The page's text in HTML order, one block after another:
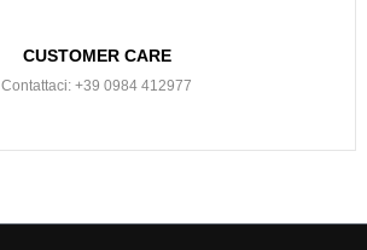
CUSTOMER CARE
Contattaci: +39 0984 412977